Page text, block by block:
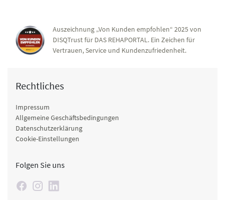
Auszeichnung „Von Kunden empfohlen“ 2025 von
DISQTrust für DAS REHAPORTAL. Ein Zeichen für
Vertrauen, Service und Kundenzufriedenheit.
Rechtliches
Impressum
Allgemeine Geschäftsbedingungen
Datenschutzerklärung
Cookie-Einstellungen
Folgen Sie uns